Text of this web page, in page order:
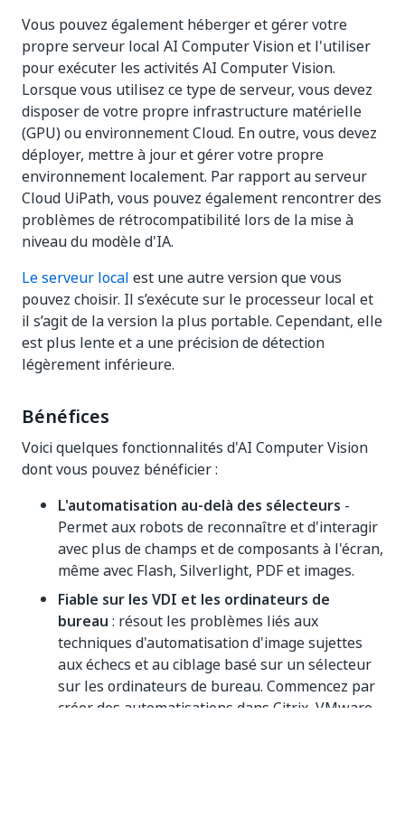
Vous pouvez également héberger et gérer votre
propre serveur local AI Computer Vision et l'utiliser
pour exécuter les activités AI Computer Vision.
Lorsque vous utilisez ce type de serveur, vous devez
disposer de votre propre infrastructure matérielle
(GPU) ou environnement Cloud. En outre, vous devez
déployer, mettre à jour et gérer votre propre
environnement localement. Par rapport au serveur
Cloud UiPath, vous pouvez également rencontrer des
problèmes de rétrocompatibilité lors de la mise à
niveau du modèle d'IA.
Le serveur local est une autre version que vous
pouvez choisir. Il s’exécute sur le processeur local et
il s’agit de la version la plus portable. Cependant, elle
est plus lente et a une précision de détection
légèrement inférieure.
Bénéfices
Voici quelques fonctionnalités d'AI Computer Vision
dont vous pouvez bénéficier :
L'automatisation au-delà des sélecteurs -
Permet aux robots de reconnaître et d'interagir
avec plus de champs et de composants à l'écran,
même avec Flash, Silverlight, PDF et images.
Fiable sur les VDI et les ordinateurs de
bureau : résout les problèmes liés aux
techniques d'automatisation d'image sujettes
aux échecs et au ciblage basé sur un sélecteur
sur les ordinateurs de bureau. Commencez par
créer des automatisations dans Citrix, VMware